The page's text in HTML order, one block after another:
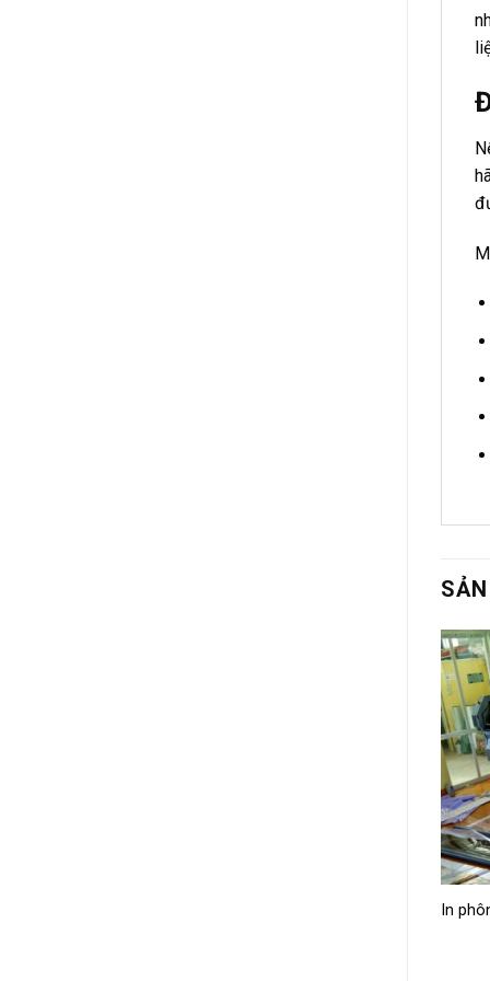
In